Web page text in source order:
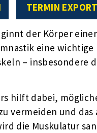
TERMIN
der Körper
eine
– insbesondere
hilft dabei,
vermeiden und
die Muskulatur